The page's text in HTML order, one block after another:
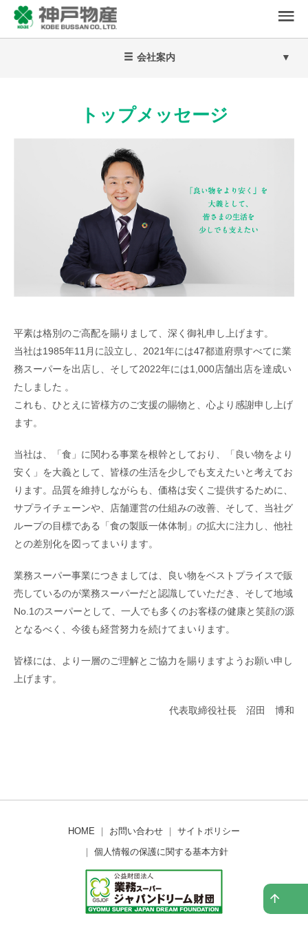
会社案内
トップメッセージ
平素は格別のご高配を賜りまして、深く御礼申し上げます。
当社は1985年11月に設立し、2021年には47都道府県すべてに業
務スーパーを出店し、そして2022年には1,000店舗出店を達成い
たしました 。
これも、ひとえに皆様方のご支援の賜物と、心より感謝申し上げ
ます。
当社は、「食」に関わる事業を根幹としており、「良い物をより
安く」を大義として、皆様の生活を少しでも支えたいと考えてお
ります。品質を維持しながらも、価格は安くご提供するために、
サプライチェーンや、店舗運営の仕組みの改善、そして、当社グ
ループの目標である「食の製販一体体制」の拡大に注力し、他社
との差別化を図ってまいります。
業務スーパー事業につきましては、良い物をベストプライスで販
売しているのが業務スーパーだと認識していただき、そして地域
No.1のスーパーとして、一人でも多くのお客様の健康と笑顔の源
となるべく、今後も経営努力を続けてまいります。
皆様には、より一層のご理解とご協力を賜りますようお願い申し
上げます。
代表取締役社長 沼田 博和
HOME ｜ お問い合わせ ｜ サイトポリシー
｜ 個人情報の保護に関する基本方針